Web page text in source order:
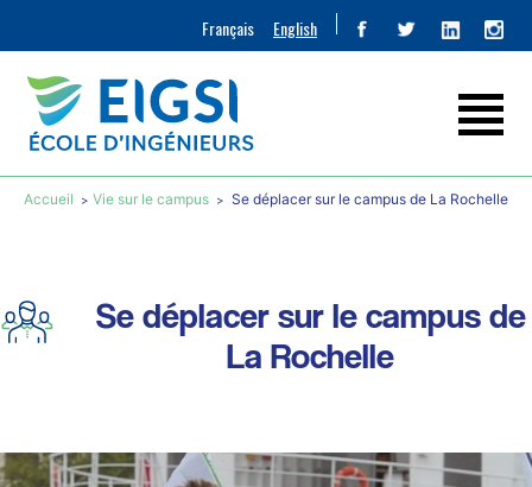
Français English
Accueil Vie sur le campus Se déplacer sur le campus de La Rochelle
Se déplacer sur le campus de
La Rochelle